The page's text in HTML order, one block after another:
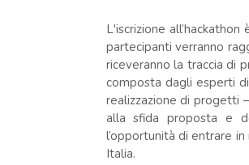
L'iscrizione
partecipanti verranno
riceveranno la traccia di
composta dagli esperti
realizzazione di progetti
alla sfida proposta e
l’opportunità di entrare
Italia.